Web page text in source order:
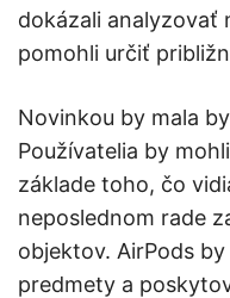
dokázali analyzovať
pomohli určiť
Novinkou by mala
Používatelia by
základe toho, čo
neposlednom rade
objektov. AirPods
predmety a